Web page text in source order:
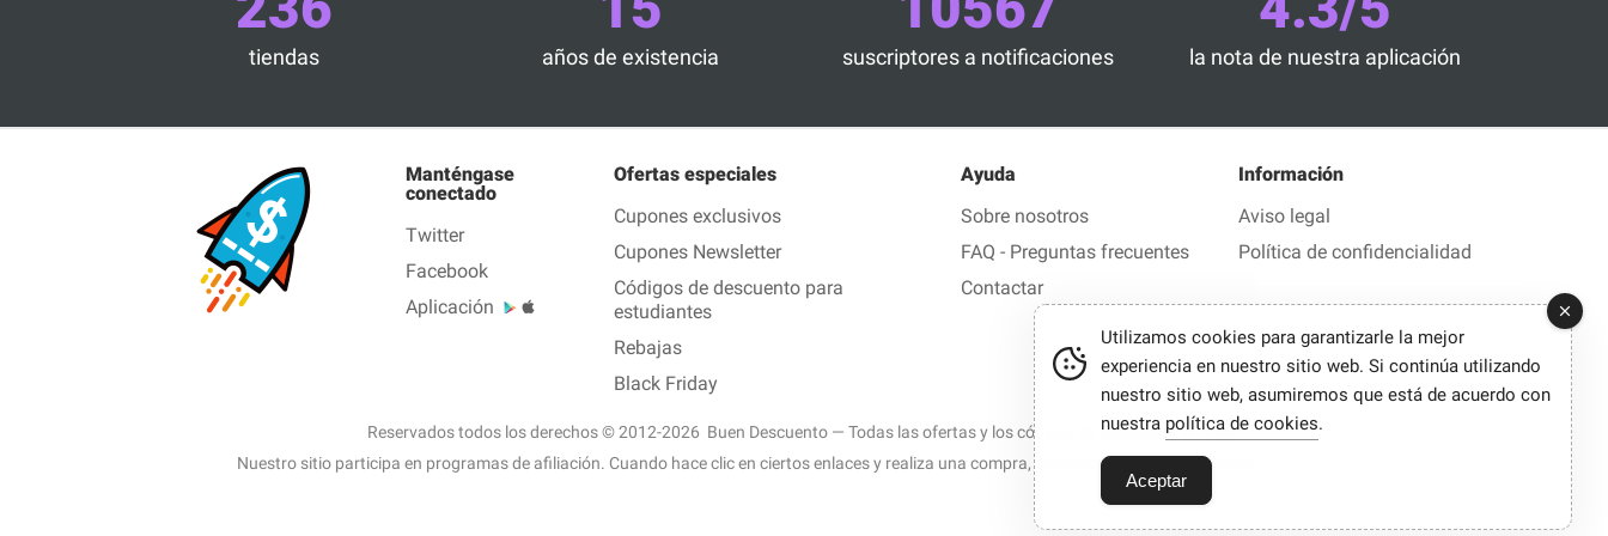
tiendas años de existencia suscriptores a notificaciones la nota de nuestra aplicación
Manténgase
conectado
Twitter
Facebook
Aplicación
Ofertas especiales
Cupones exclusivos
Cupones Newsletter
Códigos de descuento para
estudiantes
Rebajas
Black Friday
Ayuda
Sobre nosotros
FAQ - Preguntas frecuentes
Contactar
Información
Aviso legal
Política de confidencialidad
Reservados todos los derechos © 2012-2026 Buen Descuento — Todas las ofertas y los códigos de descuento en 1 clic
Nuestro sitio participa en programas de afiliación. Cuando hace clic en ciertos enlaces y realiza una compra, podemos percibir en ocasiones una comisión.
Utilizamos cookies para garantizarle la mejor
experiencia en nuestro sitio web. Si continúa utilizando
nuestro sitio web, asumiremos que está de acuerdo con
nuestra política de cookies.
Aceptar